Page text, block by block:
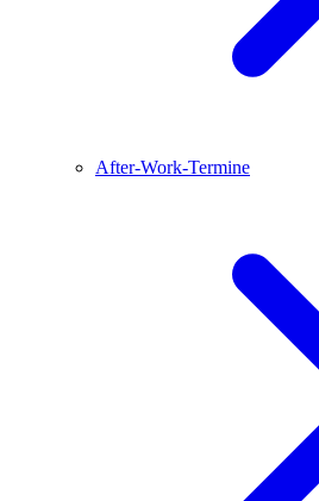
After-Work-Termine